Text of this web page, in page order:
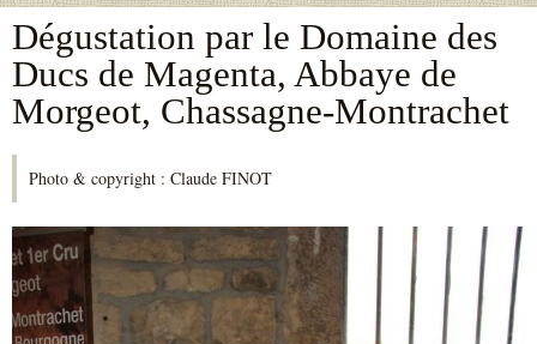
Album
Contact
Sondages
Dégustation par le Domaine des
Ducs de Magenta, Abbaye de
Morgeot, Chassagne-Montrachet
Photo & copyright : Claude FINOT